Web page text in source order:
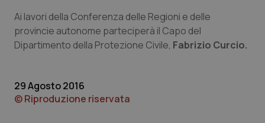
Campania
Friuli Venezia Giulia
Car-T
Colesterolo & coronaropatie
Dermatite Atopica
Ai lavori della Conferenza delle Regioni e delle
provincie autonome parteciperà il Capo del
Dipartimento della Protezione Civile, Fabrizio Curcio.
29 Agosto 2016
© Riproduzione riservata